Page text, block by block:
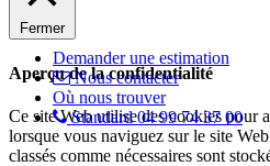
Fermer
Aperçu de la confidentialité
Ce site Web utilise des cookies pour
lorsque vous naviguez sur le site
classés comme nécessaires sont
Demander une estimation
Nous contacter
Où nous trouver
Standard 04 99 74 37 00